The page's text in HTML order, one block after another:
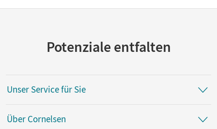
Potenziale entfalten
Unser Service für Sie
Über Cornelsen